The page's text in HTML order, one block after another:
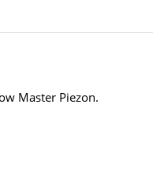
Master Piezon.